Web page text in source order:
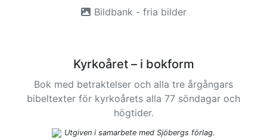
Bildbank - fria bilder
Kyrkoåret – i bokform
Bok med betraktelser och alla tre årgångars
bibeltexter för kyrkoårets alla 77 söndagar och
högtider.
Utgiven i samarbete med Sjöbergs förlag.